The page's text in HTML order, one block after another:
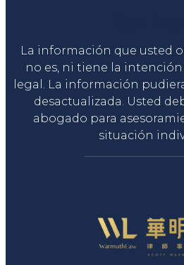
La información que usted
no es, ni tiene la intención
legal. La información
desactualizada. Usted
abogado para
situación